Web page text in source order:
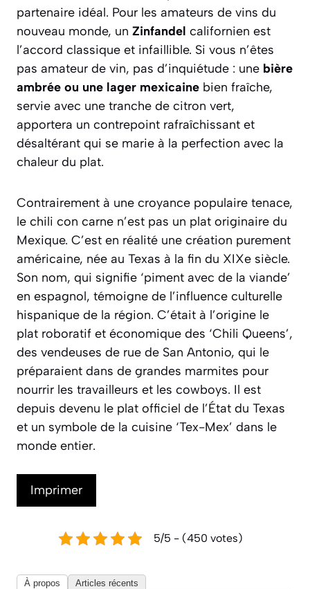
partenaire idéal. Pour les amateurs de vins du
nouveau monde, un Zinfandel californien est
l’accord classique et infaillible. Si vous n’êtes
pas amateur de vin, pas d’inquiétude : une bière
ambrée ou une lager mexicaine bien fraîche,
servie avec une tranche de citron vert,
apportera un contrepoint rafraîchissant et
désaltérant qui se marie à la perfection avec la
chaleur du plat.
Contrairement à une croyance populaire tenace,
le chili con carne n’est pas un plat originaire du
Mexique. C’est en réalité une création purement
américaine, née au Texas à la fin du XIXe siècle.
Son nom, qui signifie ‘piment avec de la viande’
en espagnol, témoigne de l’influence culturelle
hispanique de la région. C’était à l’origine le
plat roboratif et économique des ‘Chili Queens’,
des vendeuses de rue de San Antonio, qui le
préparaient dans de grandes marmites pour
nourrir les travailleurs et les cowboys. Il est
depuis devenu le plat officiel de l’État du Texas
et un symbole de la cuisine ‘Tex-Mex’ dans le
monde entier.
Imprimer
5/5 - (450 votes)
À propos Articles récents